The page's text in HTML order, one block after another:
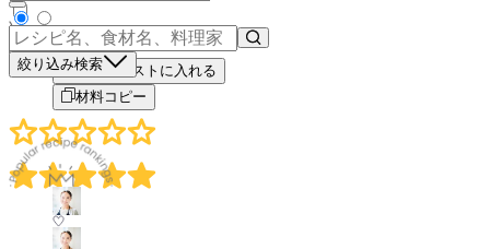
絞り込み検索
－
＋
買い物リストに入れる
材料コピー